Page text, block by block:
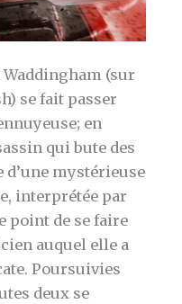
Waddingham (sur
se fait passer
en
qui bute des
mystérieuse
interprétée par
point de se faire
auquel elle a
Poursuivies
deux se